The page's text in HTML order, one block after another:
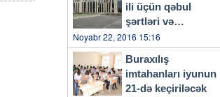
ili üçün qəbul
şərtləri və
qaydaları…
Noyabr 22, 2016 15:16
Buraxılış
imtahanları iyunun
21-də keçiriləcək